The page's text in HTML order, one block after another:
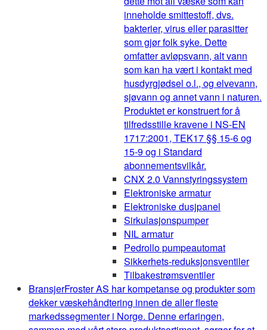
inneholde smittestoff, dvs.
bakterier, virus eller parasitter
som gjør folk syke. Dette
omfatter avløpsvann, alt vann
som kan ha vært i kontakt med
husdyrgjødsel o.l., og elvevann,
sjøvann og annet vann i naturen.
Produktet er konstruert for å
tilfredsstille kravene i NS-EN
1717:2001, TEK17 §§ 15-6 og
15-9 og i Standard
abonnementsvilkår.
CNX 2.0 Vannstyringssystem
Elektroniske armatur
Elektroniske dusjpanel
Sirkulasjonspumper
NIL armatur
Pedrollo pumpeautomat
Sikkerhets-reduksjonsventiler
Tilbakestrømsventiler
BransjerFroster AS har kompetanse og produkter som
dekker væskehåndtering innen de aller fleste
markedssegmenter i Norge. Denne erfaringen,